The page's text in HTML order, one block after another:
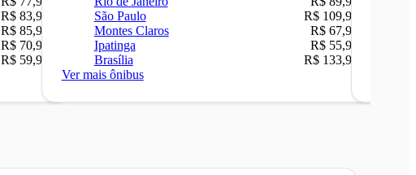
R$ 83,90
R$ 85,90
R$ 70,90
R$ 59,90
São Paulo
R$ 109,90
Montes Claros
R$ 67,90
Ipatinga
R$ 55,90
Brasília
R$ 133,90
Ver mais ônibus